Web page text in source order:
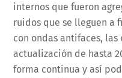
internos que fueron
ruidos que se lleguen
con ondas antifaces, las
actualización de hasta
forma continua y así